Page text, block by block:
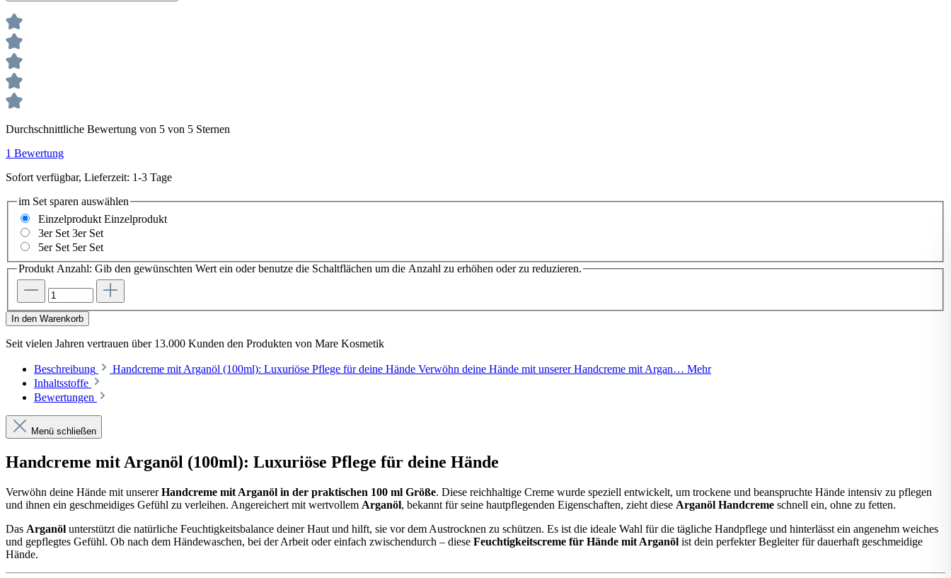
Durchschnittliche Bewertung von 5 von 5 Sternen
1 Bewertung
Sofort verfügbar, Lieferzeit: 1-3 Tage
im Set sparen auswählen
Einzelprodukt Einzelprodukt
3er Set 3er Set
5er Set 5er Set
Produkt Anzahl: Gib den gewünschten Wert ein oder benutze die Schaltflächen um die Anzahl zu erhöhen oder zu reduzieren.
In den Warenkorb
Seit vielen Jahren vertrauen über 13.000 Kunden den Produkten von Mare Kosmetik
Beschreibung Handcreme mit Arganöl (100ml): Luxuriöse Pflege für deine Hände Verwöhn deine Hände mit unserer Handcreme mit Argan… Mehr
Inhaltsstoffe
Bewertungen
Menü schließen
Handcreme mit Arganöl (100ml): Luxuriöse Pflege für deine Hände
Verwöhn deine Hände mit unsererHandcreme mit Arganöl in der praktischen 100 ml Größe. Diese reichhaltige Creme wurde speziell entwickelt, um trockene und beanspruchte Hände intensiv zu pflegen
und ihnen ein geschmeidiges Gefühl zu verleihen. Angereichert mit wertvollem Arganöl, bekannt für seine hautpflegenden Eigenschaften, zieht diese Arganöl Handcreme schnell ein, ohne zu fetten.
Das Arganöl unterstützt die natürliche Feuchtigkeitsbalance deiner Haut und hilft, sie vor dem Austrocknen zu schützen. Es ist die ideale Wahl für die tägliche Handpflege und hinterlässt ein angenehm weiches
und gepflegtes Gefühl. Ob nach dem Händewaschen, bei der Arbeit oder einfach zwischendurch – diese Feuchtigkeitscreme für Hände mit Arganöl ist dein perfekter Begleiter für dauerhaft geschmeidige
Hände.